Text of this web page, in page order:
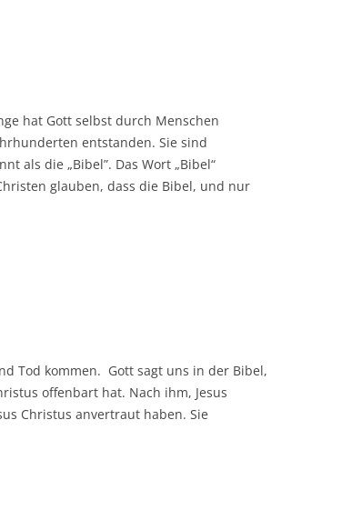
hat Gott selbst durch Menschen
entstanden. Sie sind
als die „Bibel”. Das Wort „Bibel“
glauben, dass die Bibel, und nur
Tod kommen. Gott sagt uns in der Bibel,
offenbart hat. Nach ihm, Jesus
Christus anvertraut haben. Sie